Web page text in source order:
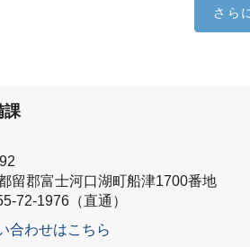
さら
課
留郡富士河口湖町船津1700番地
72-1976（直通）
合わせはこちら